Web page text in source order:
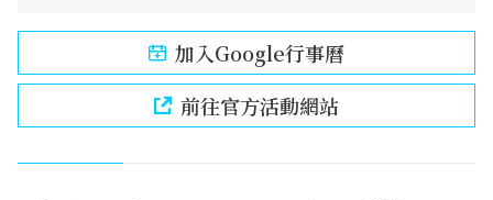
加入Google行事曆
前往官方活動網站